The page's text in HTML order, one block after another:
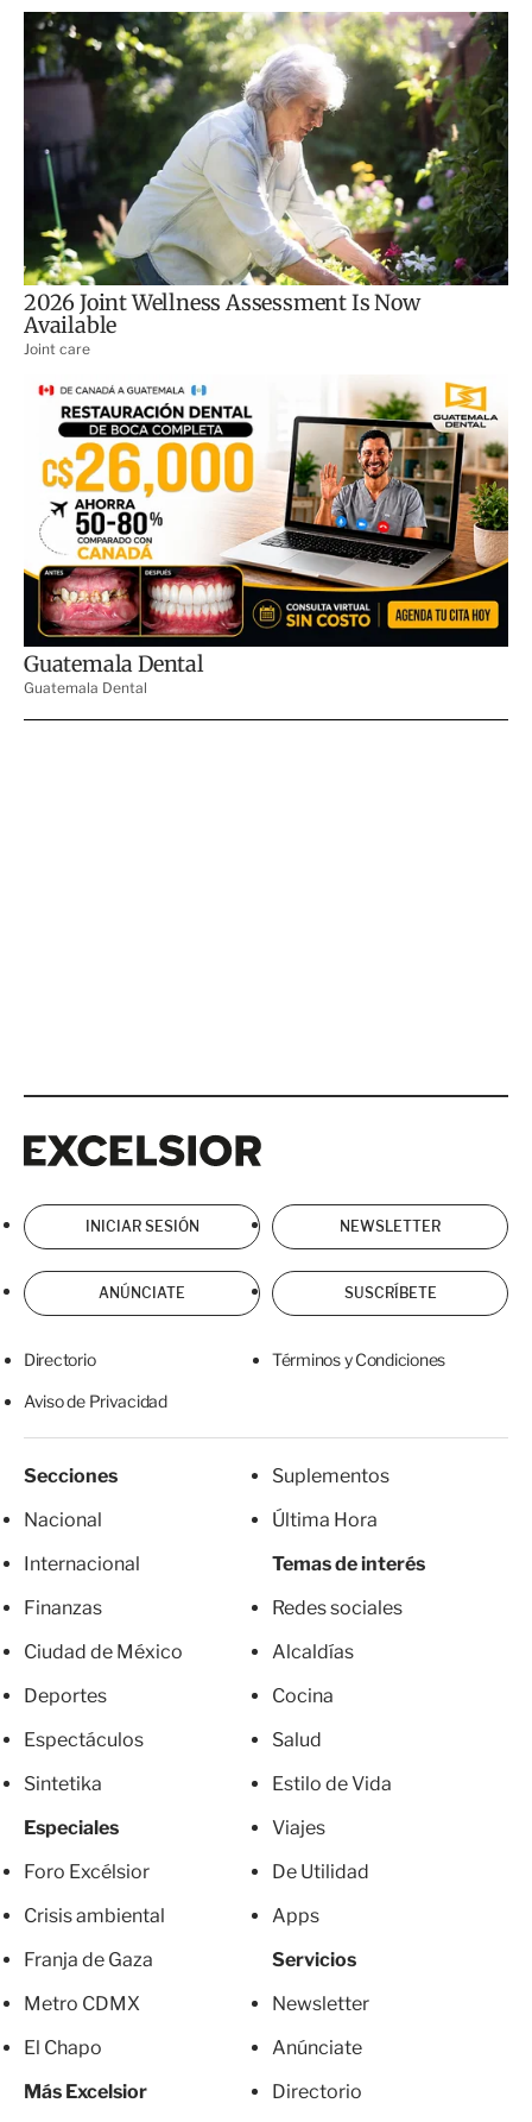
INICIAR SESIÓN NEWSLETTER
ANÚNCIATE SUSCRÍBETE
Directorio Términos y Condiciones
Aviso de Privacidad
Secciones
Nacional
Internacional
Finanzas
Ciudad de México
Deportes
Espectáculos
Sintetika
Especiales
Foro Excélsior
Crisis ambiental
Franja de Gaza
Metro CDMX
El Chapo
Más Excelsior
Suplementos
Última Hora
Temas de interés
Redes sociales
Alcaldías
Cocina
Salud
Estilo de Vida
Viajes
De Utilidad
Apps
Servicios
Newsletter
Anúnciate
Directorio